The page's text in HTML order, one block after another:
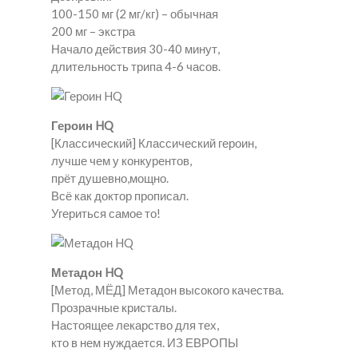
100-150 мг (2 мг/кг) – обычная
200 мг – экстра
Начало действия 30-40 минут,
длительность трипа 4-6 часов.
Героин HQ
[Классический] Классический героин,
лучше чем у конкурентов,
прёт душевно,мощно.
Всё как доктор прописал.
Угериться самое то!
Метадон HQ
[Метод, МЁД] Метадон высокого качества.
Прозрачные кристалы.
Настоящее лекарство для тех,
кто в нем нуждается. ИЗ ЕВРОПЫ